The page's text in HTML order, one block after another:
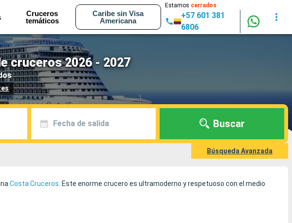
Cruceros
temáticos
Caribe sin Visa
Americana
Estamos cerrados
+57 601 381
6806
cruceros 2026 - 2027
Fecha de salida Buscar
Búsqueda Avanzada
Costa Cruceros . Este enorme crucero es ultramoderno y respetuoso con el medio